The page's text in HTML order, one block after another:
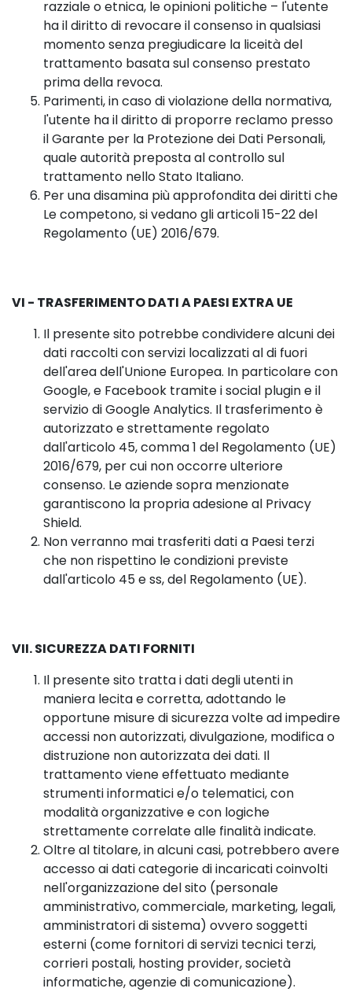
razziale o etnica, le opinioni politiche – l'utente
ha il diritto di revocare il consenso in qualsiasi
momento senza pregiudicare la liceità del
trattamento basata sul consenso prestato
prima della revoca.
Parimenti, in caso di violazione della normativa,
l'utente ha il diritto di proporre reclamo presso
il Garante per la Protezione dei Dati Personali,
quale autorità preposta al controllo sul
trattamento nello Stato Italiano.
Per una disamina più approfondita dei diritti che
Le competono, si vedano gli articoli 15-22 del
Regolamento (UE) 2016/679.
VI - TRASFERIMENTO DATI A PAESI EXTRA UE
Il presente sito potrebbe condividere alcuni dei
dati raccolti con servizi localizzati al di fuori
dell'area dell'Unione Europea. In particolare con
Google, e Facebook tramite i social plugin e il
servizio di Google Analytics. Il trasferimento è
autorizzato e strettamente regolato
dall'articolo 45, comma 1 del Regolamento (UE)
2016/679, per cui non occorre ulteriore
consenso. Le aziende sopra menzionate
garantiscono la propria adesione al Privacy
Shield.
Non verranno mai trasferiti dati a Paesi terzi
che non rispettino le condizioni previste
dall'articolo 45 e ss, del Regolamento (UE).
VII. SICUREZZA DATI FORNITI
Il presente sito tratta i dati degli utenti in
maniera lecita e corretta, adottando le
opportune misure di sicurezza volte ad impedire
accessi non autorizzati, divulgazione, modifica o
distruzione non autorizzata dei dati. Il
trattamento viene effettuato mediante
strumenti informatici e/o telematici, con
modalità organizzative e con logiche
strettamente correlate alle finalità indicate.
Oltre al titolare, in alcuni casi, potrebbero avere
accesso ai dati categorie di incaricati coinvolti
nell'organizzazione del sito (personale
amministrativo, commerciale, marketing, legali,
amministratori di sistema) ovvero soggetti
esterni (come fornitori di servizi tecnici terzi,
corrieri postali, hosting provider, società
informatiche, agenzie di comunicazione).